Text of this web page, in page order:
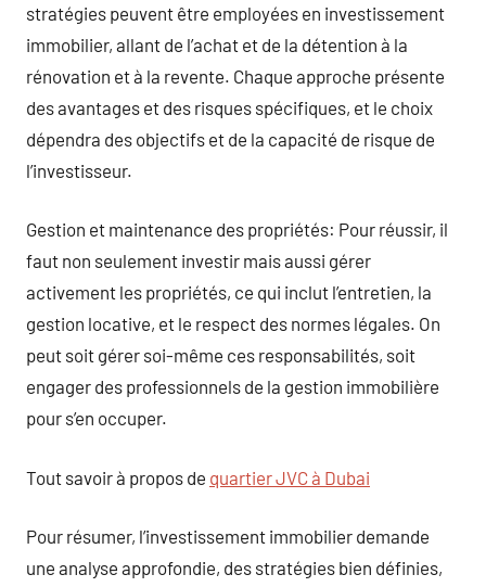
stratégies peuvent être employées en investissement
immobilier, allant de l’achat et de la détention à la
rénovation et à la revente. Chaque approche présente
des avantages et des risques spécifiques, et le choix
dépendra des objectifs et de la capacité de risque de
l’investisseur.
Gestion et maintenance des propriétés: Pour réussir, il
faut non seulement investir mais aussi gérer
activement les propriétés, ce qui inclut l’entretien, la
gestion locative, et le respect des normes légales. On
peut soit gérer soi-même ces responsabilités, soit
engager des professionnels de la gestion immobilière
pour s’en occuper.
Tout savoir à propos de quartier JVC à Dubai
Pour résumer, l’investissement immobilier demande
une analyse approfondie, des stratégies bien définies,